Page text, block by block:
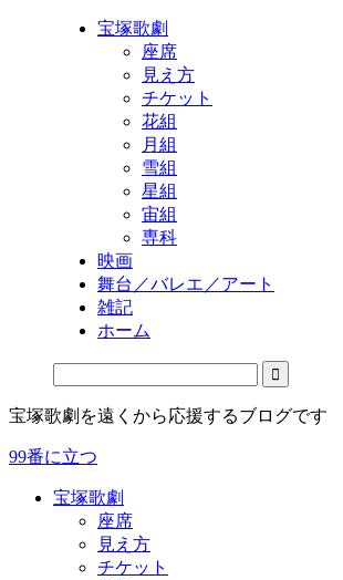
宝塚歌劇
座席
見え方
チケット
花組
月組
雪組
星組
宙組
専科
映画
舞台／バレエ／アート
雑記
ホーム
宝塚歌劇を遠くから応援するブログです
99番に立つ
宝塚歌劇
座席
見え方
チケット